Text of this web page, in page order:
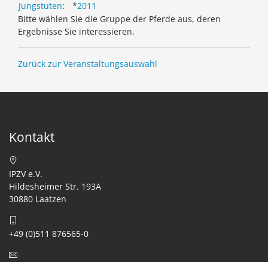
Jungstuten: *2011
Bitte wählen Sie die Gruppe der Pferde aus, deren
Ergebnisse Sie interessieren.
Zurück zur Veranstaltungsauswahl
Kontakt
IPZV e.V.
Hildesheimer Str. 193A
30880 Laatzen
+49 (0)511 876565-0